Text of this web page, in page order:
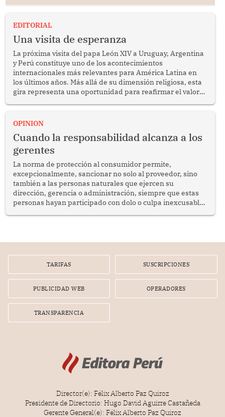
EDITORIAL
Una visita de esperanza
La próxima visita del papa León XIV a Uruguay, Argentina
y Perú constituye uno de los acontecimientos
internacionales más relevantes para América Latina en
los últimos años. Más allá de su dimensión religiosa, esta
gira representa una oportunidad para reafirmar el valor
enfrenta desafíos en materia de desarrollo, cohesión
OPINION
Cuando la responsabilidad alcanza a los
gerentes
La norma de protección al consumidor permite,
excepcionalmente, sancionar no solo al proveedor, sino
también a las personas naturales que ejercen su
dirección, gerencia o administración, siempre que estas
personas hayan participado con dolo o culpa inexcusable
por la frustrada realización de un meet and greet con
TARIFAS SUSCRIPCIONES
PUBLICIDAD WEB OPERADORES
TRANSPARENCIA
Director(e): Félix Alberto Paz Quiroz
Presidente de Directorio: Hugo David Aguirre Castañeda
Gerente General(e): Félix Alberto Paz Quiroz